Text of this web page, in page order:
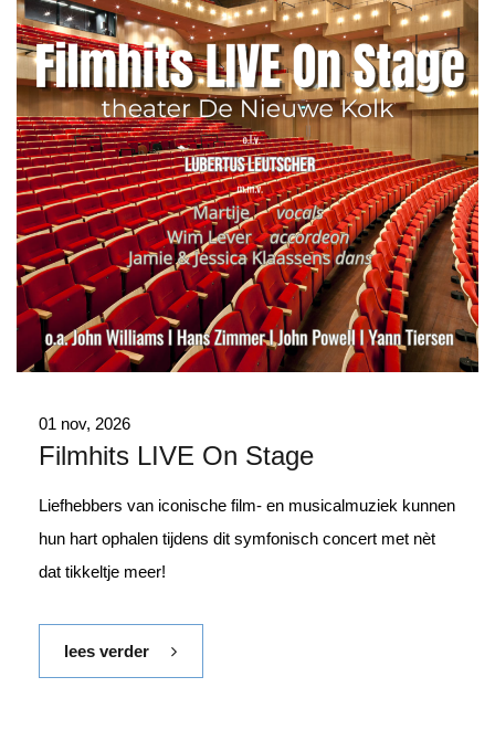
01 nov, 2026
Filmhits LIVE On Stage
Liefhebbers van iconische film- en musicalmuziek kunnen
hun hart ophalen tijdens dit symfonisch concert met nèt
dat tikkeltje meer!
lees verder